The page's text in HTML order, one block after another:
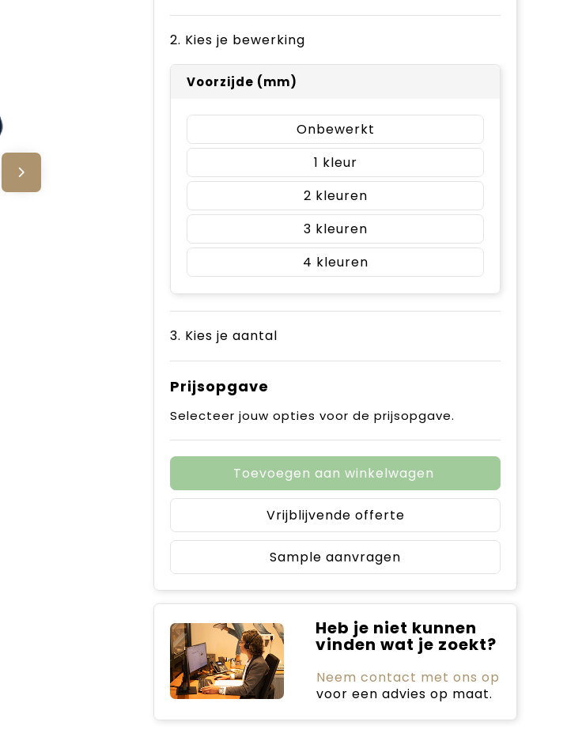
2. Kies je bewerking
Voorzijde (mm)
Onbewerkt
1
2
3
4
3. Kies je aantal
Prijsopgave
Selecteer jouw opties voor de prijsopgave.
Toevoegen aan winkelwagen
Vrijblijvende offerte
Sample aanvragen
Heb je niet kunnen
vinden wat je zoekt?
Neem contact met ons op
voor een advies op maat.